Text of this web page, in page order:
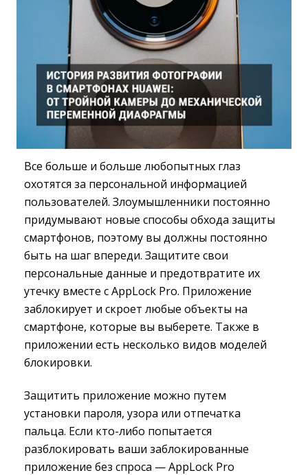
Все больше и больше любопытных глаз
охотятся за персональной информацией
пользователей. Злоумышленники постоянно
придумывают новые способы обхода защиты
смартфонов, поэтому вы должны постоянно
быть на шаг впереди. Защитите свои
персональные данные и предотвратите их
утечку вместе с AppLock Pro. Приложение
заблокирует и скроет любые объекты на
смартфоне, которые вы выберете. Также в
приложении есть несколько видов моделей
блокировки.
Защитить приложение можно путем
установки пароля, узора или отпечатка
пальца. Если кто-либо попытается
разблокировать ваши заблокированные
приложение без спроса — AppLock Pro